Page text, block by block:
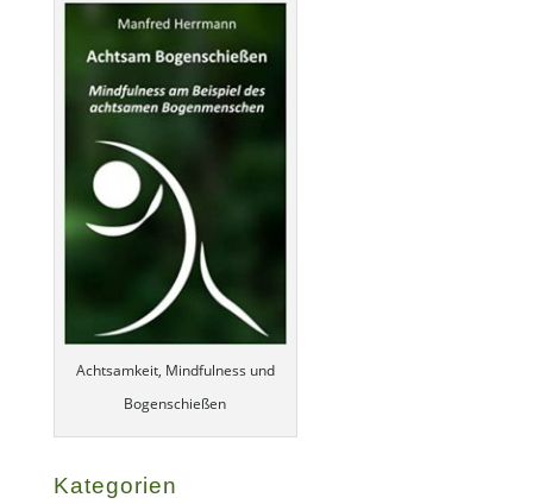
Achtsamkeit, Mindfulness und
Bogenschießen
Kategorien